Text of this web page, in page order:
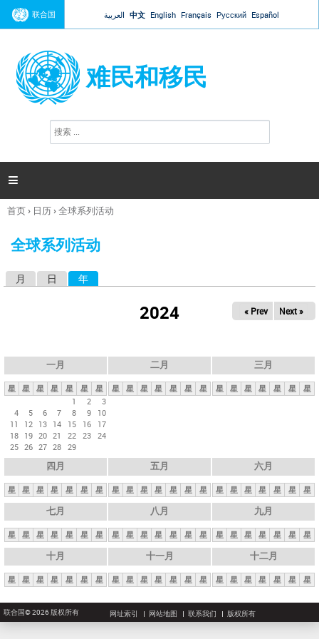
Jump to navigation
联合国 العربية 中文 English Français Русский Español
难民和移民
搜
索

你
这
首页› 日历›全球系列活动
全球系列活动
月 日 年
2024 « Prev Next »
一月
星 星 星 星 星 星
星
1
2
3
4
5 6 7 8 9
10
11
12 13 14 15 16
17
18 19 20 21 22 23 24
25 26 27 28 29
二月
星 星 星 星 星 星 星
三月
星 星 星 星 星 星 星
四月
星 星 星 星 星 星 星
五月
星 星 星 星 星 星 星
六月
星 星 星 星 星 星 星
七月
星 星 星 星 星 星 星
八月
星 星 星 星 星 星 星
九月
星 星 星 星 星 星 星
十月
星 星 星 星 星 星 星
十一月
星 星 星 星 星 星 星
十二月
星 星 星 星 星 星 星
联合国© 2026 版权所有 网址索引 网站地图 联系我们 版权所有